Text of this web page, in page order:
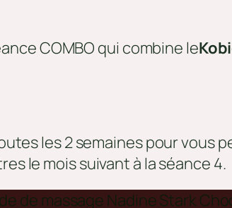
COMBO qui combine le
les 2 semaines pour vous
le mois suivant à la séance 4.
de massage Nadine Stark